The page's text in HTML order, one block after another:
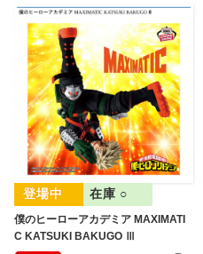
僕のヒーローアカデミア MAXIMATI
C KATSUKI BAKUGO Ⅲ
在庫 ○